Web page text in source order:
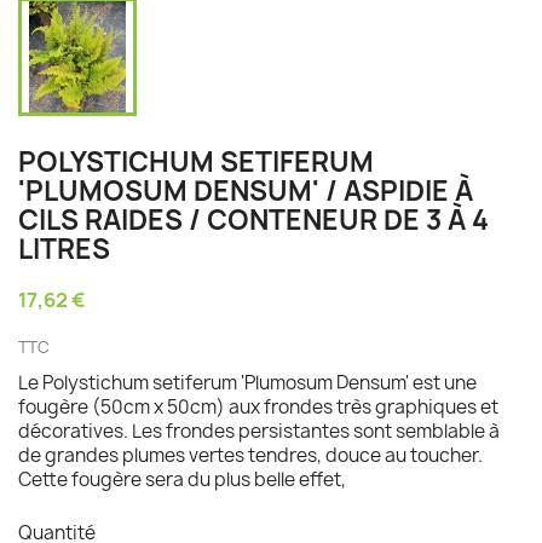
POLYSTICHUM SETIFERUM
'PLUMOSUM DENSUM' / ASPIDIE À
CILS RAIDES / CONTENEUR DE 3 À 4
LITRES
17,62 €
TTC
Le Polystichum setiferum 'Plumosum Densum' est une
fougère (50cm x 50cm) aux frondes très graphiques et
décoratives. Les frondes persistantes sont semblable à
de grandes plumes vertes tendres, douce au toucher.
Cette fougère sera du plus belle effet,
Quantité